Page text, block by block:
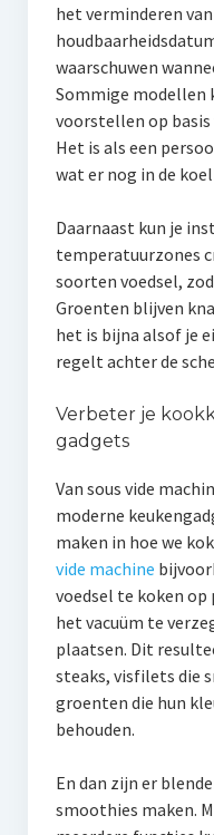
het verminderen
waarschuwen
Sommige modellen
voorstellen op basis
Het is als een
wat er nog in de
Daarnaast kun je
temperatuurzones
soorten voedsel,
Groenten blijven
het is bijna alsof je
regelt achter de
Verbeter je
gadgets
Van sous vide
moderne
maken in hoe we
vide machine
voedsel te koken
het vacuüm te
plaatsen. Dit
steaks, visfilets die
groenten die hun
behouden.
En dan zijn er
smoothies maken.